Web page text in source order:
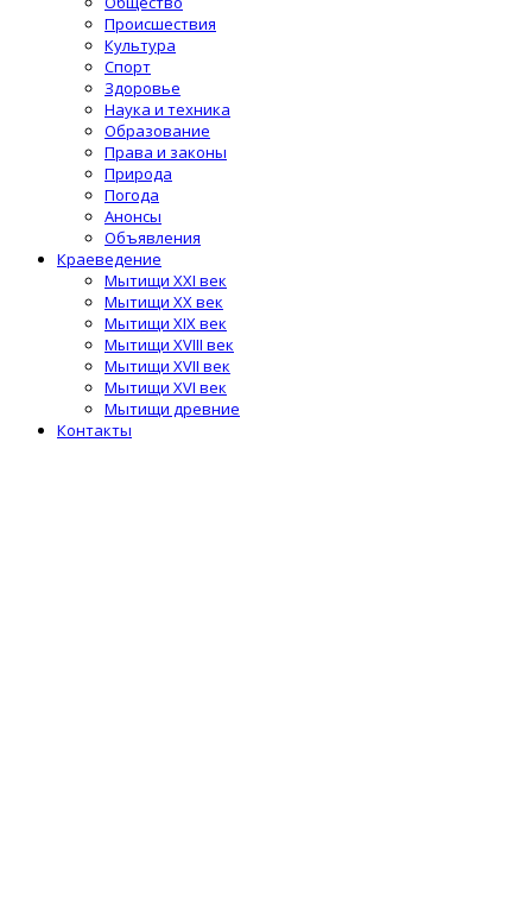
Происшествия
Культура
Спорт
Здоровье
Наука и техника
Образование
Права и законы
Природа
Погода
Анонсы
Объявления
Краеведение
Мытищи XXI век
Мытищи XX век
Мытищи XIX век
Мытищи XVIII век
Мытищи XVII век
Мытищи XVI век
Мытищи древние
Контакты